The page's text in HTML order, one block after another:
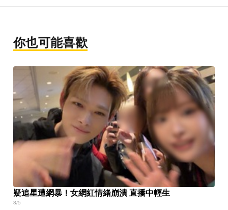
你也可能喜歡
疑追星遭網暴！女網紅情緒崩潰 直播中輕生
8/5